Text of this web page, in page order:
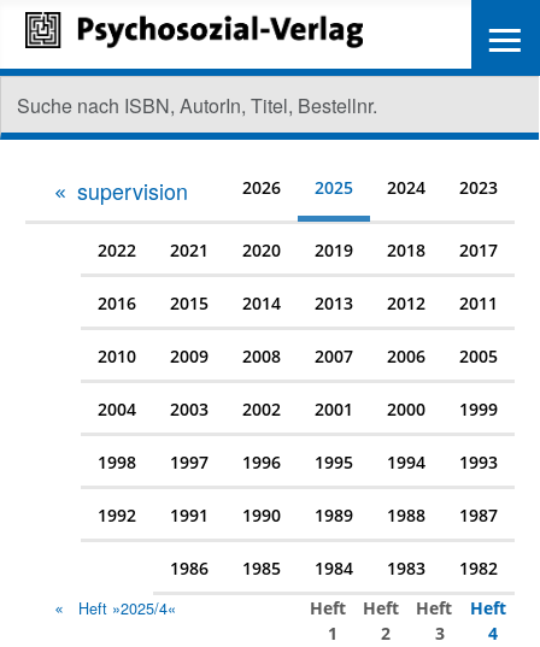
supervision 2026 2025 2024 2023
2022 2021 2020 2019 2018 2017
2016 2015 2014 2013 2012 2011
2010 2009 2008 2007 2006 2005
2004 2003 2002 2001 2000 1999
1998 1997 1996 1995 1994 1993
1992 1991 1990 1989 1988 1987
1986 1985 1984 1983 1982
Heft »2025/4«
Heft
1
Heft
2
Heft
3
Heft
4
≡